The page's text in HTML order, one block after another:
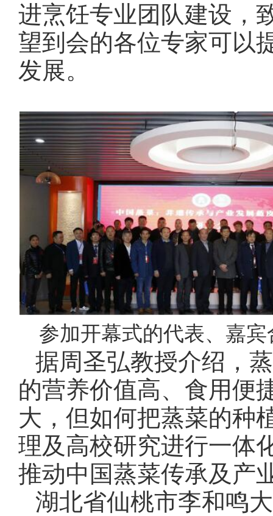
进烹饪专业团队建设，
望到会的各位专家可以
发展。
参加开幕式的代表、嘉宾
据周圣弘教授介绍，
的营养价值高、食用便
大，但如何把蒸菜的种
理及高校研究进行一体
推动中国蒸菜传承及产
湖北省仙桃市李和鸣